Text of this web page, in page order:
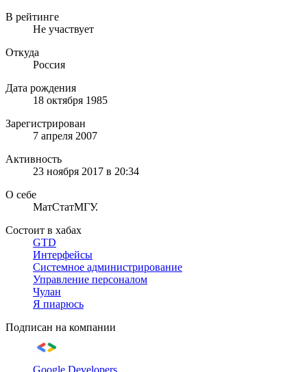
В рейтинге
Не участвует
Откуда
Россия
Дата рождения
18 октября 1985
Зарегистрирован
7 апреля 2007
Активность
23 ноября 2017 в 20:34
О себе
МатСтатМГУ.
Состоит в хабах
GTD
Интерфейсы
Системное администрирование
Управление персоналом
Чулан
Я пиарюсь
Подписан на компании
Google Developers